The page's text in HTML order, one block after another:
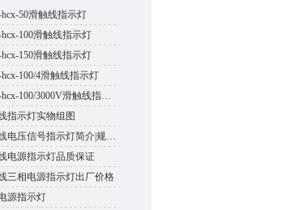
50滑触线指示灯
100滑触线指示灯
150滑触线指示灯
100/4滑触线指示灯
ABC-hcx-100/3000V滑触线指示灯
指示灯实物组图
滑触线电压信号指示灯简介|规格|型号
电源指示灯品质保证
三相电源指示灯出厂价格
源指示灯